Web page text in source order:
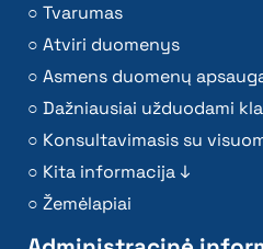
Tvarumas
Atviri duomenys
Asmens duomenų
Dažniausiai užduodami
Konsultavimasis su
Kita informacija ↓
Žemėlapiai